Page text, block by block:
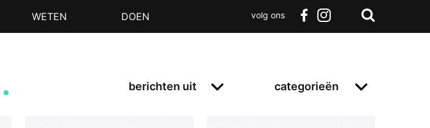
WETEN DOEN
volg ons
berichten uit categorieën
Zoeken
Terug